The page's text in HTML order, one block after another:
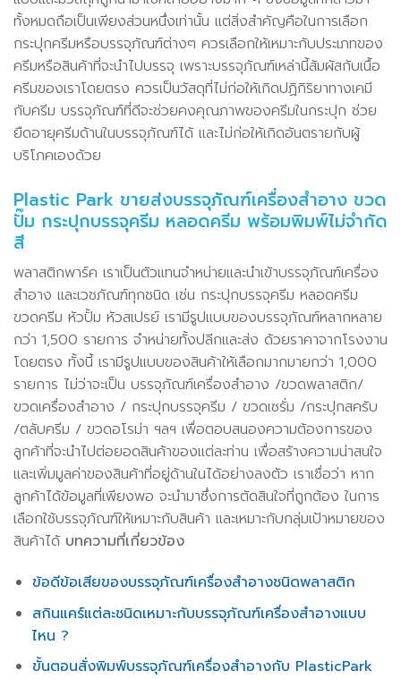
ทั้งหมดถือเป็นเพียงส่วนหนึ่งเท่านั้น แต่สิ่งสำคัญคือในการเลือก
กระปุกครีมหรือบรรจุภัณฑ์ต่างๆ ควรเลือกให้เหมาะกับประเภทของ
ครีมหรือสินค้าที่จะนำไปบรรจุ เพราะบรรจุภัณฑ์เหล่านี้สัมผัสกับเนื้อ
ครีมของเราโดยตรง ควรเป็นวัสดุที่ไม่ก่อให้เกิดปฏิกิริยาทางเคมี
กับครีม บรรจุภัณฑ์ที่ดีจะช่วยคงคุณภาพของครีมในกระปุก ช่วย
ยืดอายุครีมด้านในบรรจุภัณฑ์ได้ และไม่ก่อให้เกิดอันตรายกับผู้
บริโภคเองด้วย
Plastic Park ขายส่งบรรจุภัณฑ์เครื่องสำอาง ขวด
ปั๊ม กระปุกบรรจุครีม หลอดครีม พร้อมพิมพ์ไม่จำกัด
สี
พลาสติกพาร์ค เราเป็นตัวแทนจำหน่ายและนำเข้าบรรจุภัณฑ์เครื่อง
สำอาง และเวชภัณฑ์ทุกชนิด เช่น กระปุกบรรจุครีม หลอดครีม
ขวดครีม หัวปั้ม หัวสเปรย์ เรามีรูปแบบของบรรจุภัณฑ์หลากหลาย
กว่า 1,500 รายการ จำหน่ายทั้งปลีกและส่ง ด้วยราคาจากโรงงาน
โดยตรง ทั้งนี้ เรามีรูปแบบของสินค้าให้เลือกมากมายกว่า 1,000
รายการ ไม่ว่าจะเป็น บรรจุภัณฑ์เครื่องสำอาง /ขวดพลาสติก/
ขวดเครื่องสำอาง / กระปุกบรรจุครีม / ขวดเซรั่ม /กระปุกสครับ
/ตลับครีม / ขวดอโรม่า ฯลฯ เพื่อตอบสนองความต้องการของ
ลูกค้าที่จะนำไปต่อยอดสินค้าของแต่ละท่าน เพื่อสร้างความน่าสนใจ
และเพิ่มมูลค่าของสินค้าที่อยู่ด้านในได้อย่างลงตัว เราเชื่อว่า หาก
ลูกค้าได้ข้อมูลที่เพียงพอ จะนำมาซึ่งการตัดสินใจที่ถูกต้อง ในการ
เลือกใช้บรรจุภัณฑ์ให้เหมาะกับสินค้า และเหมาะกับกลุ่มเป้าหมายของ
สินค้าได้ บทความที่เกี่ยวข้อง
ข้อดีข้อเสียของบรรจุภัณฑ์เครื่องสำอางชนิดพลาสติก
สกินแคร์แต่ละชนิดเหมาะกับบรรจุภัณฑ์เครื่องสำอางแบบ
ไหน ?
ขั้นตอนสั่งพิมพ์บรรจุภัณฑ์เครื่องสำอางกับ PlasticPark